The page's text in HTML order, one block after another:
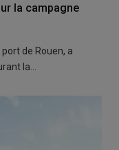
la campagne
de Rouen, a
la…